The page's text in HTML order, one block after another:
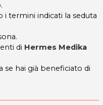
i termini indicati la seduta
di Hermes Medika
se hai già beneficiato di